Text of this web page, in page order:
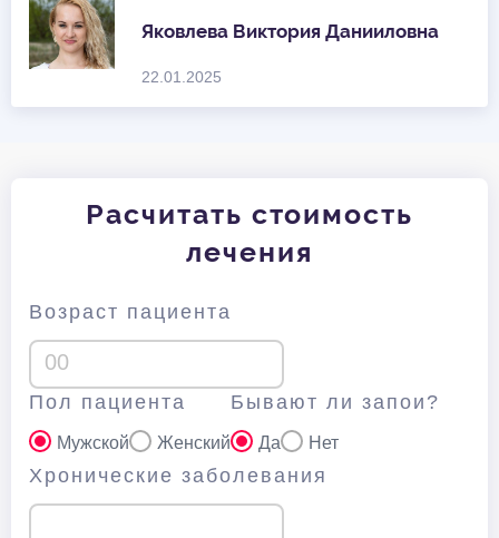
Яковлева Виктория Данииловна
22.01.2025
Расчитать стоимость
лечения
Возраст пациента
Пол пациента
Мужской Женский
Бывают ли запои?
Да Нет
Хронические заболевания